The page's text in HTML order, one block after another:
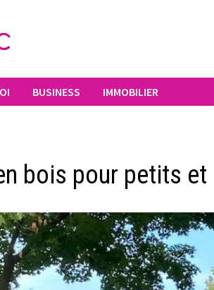
BUSINESS IMMOBILIER
bois pour petits et